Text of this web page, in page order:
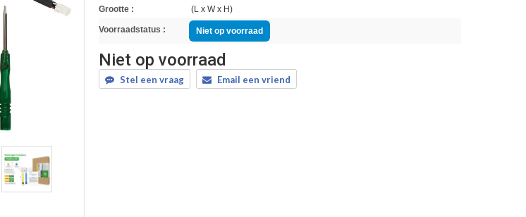
Grootte :
(L x W x H)
Voorraadstatus : Niet op voorraad
Niet op voorraad
Stel een vraag Email een vriend